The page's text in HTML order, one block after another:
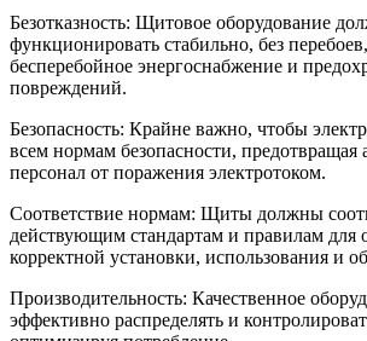
Безотказность: Щитовое оборудование
функционировать стабильно, без
бесперебойное энергоснабжение и
повреждений.
Безопасность: Крайне важно, чтобы
всем нормам безопасности,
персонал от поражения электротоком.
Соответствие нормам: Щиты должны
действующим стандартам и правилам для
корректной установки, использования и
Производительность: Качественное
эффективно распределять и